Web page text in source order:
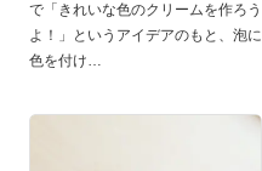
で「きれいな色のクリームを作ろう
よ！」というアイデアのもと、泡に
色を付け